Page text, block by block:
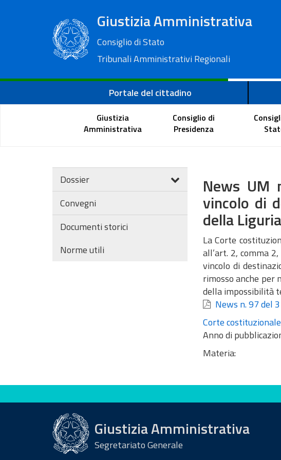
Giustizia Amministrativa
Consiglio di Stato
Tribunali Amministrativi Regionali
Portale del cittadino
Giustizia
Amministrativa
Consiglio di
Presidenza
Dossier
Convegni
Documenti storici
Norme utili
News UM
vincolo di
della Liguria
La Corte
all’art. 2, comma
vincolo di
rimosso anche per
della impossibilità
News n. 97 del
Corte
Anno di
Materia:
Valuta questo sito
Giustizia Amministrativa
Segretariato Generale